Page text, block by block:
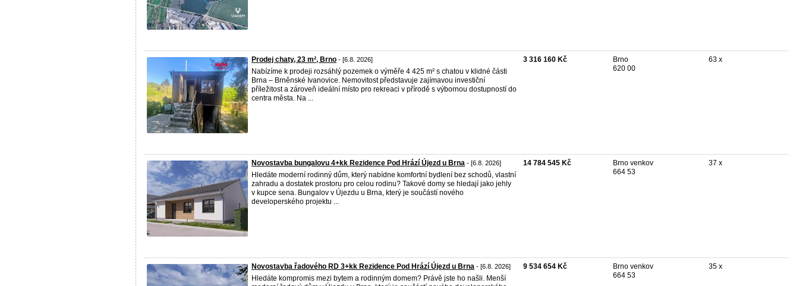
Prodej chaty, 23 m², Brno - [6.8. 2026]
Nabízíme k prodeji rozsáhlý pozemek o výměře 4 425 m² s chatou v klidné části
Brna – Brněnské Ivanovice. Nemovitost představuje zajímavou investiční
příležitost a zároveň ideální místo pro rekreaci v přírodě s výbornou dostupností do
centra města. Na ...
3 316 160 Kč
Brno
620 00
63 x
Novostavba bungalovu 4+kk Rezidence Pod Hrází Újezd u Brna - [6.8. 2026]
Hledáte moderní rodinný dům, který nabídne komfortní bydlení bez schodů, vlastní
zahradu a dostatek prostoru pro celou rodinu? Takové domy se hledají jako jehly
v kupce sena. Bungalov v Újezdu u Brna, který je součástí nového
developerského projektu ...
14 784 545 Kč
Brno venkov
664 53
37 x
Novostavba řadového RD 3+kk Rezidence Pod Hrází Újezd u Brna - [6.8. 2026]
Hledáte kompromis mezi bytem a rodinným domem? Právě jste ho našli. Menší
9 534 654 Kč
Brno venkov
664 53
35 x